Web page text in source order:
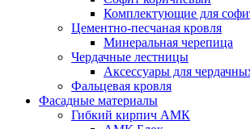
Комплектующие для
Цементно-песчаная кровля
Минеральная черепица
Чердачные лестницы
Аксессуары для
Фальцевая кровля
Фасадные материалы
Гибкий кирпич АМК